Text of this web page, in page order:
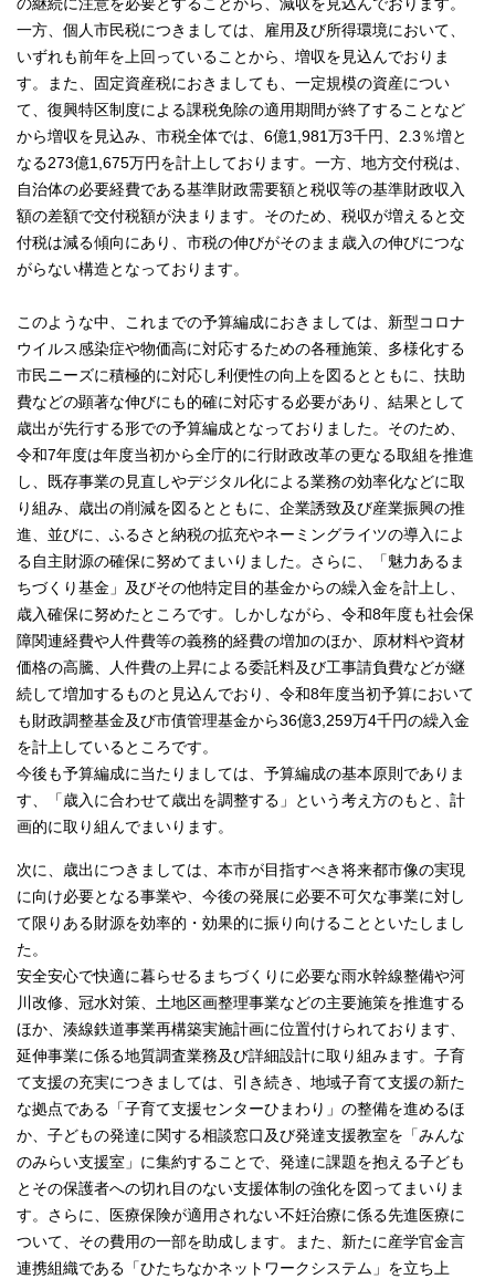
の継続に注意を必要とすることから、減収を見込んでおります。
一方、個人市民税につきましては、雇用及び所得環境において、
いずれも前年を上回っていることから、増収を見込んでおりま
す。また、固定資産税におきましても、一定規模の資産につい
て、復興特区制度による課税免除の適用期間が終了することなど
から増収を見込み、市税全体では、6億1,981万3千円、2.3％増と
なる273億1,675万円を計上しております。一方、地方交付税は、
自治体の必要経費である基準財政需要額と税収等の基準財政収入
額の差額で交付税額が決まります。そのため、税収が増えると交
付税は減る傾向にあり、市税の伸びがそのまま歳入の伸びにつな
がらない構造となっております。
このような中、これまでの予算編成におきましては、新型コロナ
ウイルス感染症や物価高に対応するための各種施策、多様化する
市民ニーズに積極的に対応し利便性の向上を図るとともに、扶助
費などの顕著な伸びにも的確に対応する必要があり、結果として
歳出が先行する形での予算編成となっておりました。そのため、
令和7年度は年度当初から全庁的に行財政改革の更なる取組を推進
し、既存事業の見直しやデジタル化による業務の効率化などに取
り組み、歳出の削減を図るとともに、企業誘致及び産業振興の推
進、並びに、ふるさと納税の拡充やネーミングライツの導入によ
る自主財源の確保に努めてまいりました。さらに、「魅力あるま
ちづくり基金」及びその他特定目的基金からの繰入金を計上し、
歳入確保に努めたところです。しかしながら、令和8年度も社会保
障関連経費や人件費等の義務的経費の増加のほか、原材料や資材
価格の高騰、人件費の上昇による委託料及び工事請負費などが継
続して増加するものと見込んでおり、令和8年度当初予算において
も財政調整基金及び市債管理基金から36億3,259万4千円の繰入金
を計上しているところです。
今後も予算編成に当たりましては、予算編成の基本原則でありま
す、「歳入に合わせて歳出を調整する」という考え方のもと、計
画的に取り組んでまいります。
次に、歳出につきましては、本市が目指すべき将来都市像の実現
に向け必要となる事業や、今後の発展に必要不可欠な事業に対し
て限りある財源を効率的・効果的に振り向けることといたしまし
た。
安全安心で快適に暮らせるまちづくりに必要な雨水幹線整備や河
川改修、冠水対策、土地区画整理事業などの主要施策を推進する
ほか、湊線鉄道事業再構築実施計画に位置付けられております、
延伸事業に係る地質調査業務及び詳細設計に取り組みます。子育
て支援の充実につきましては、引き続き、地域子育て支援の新た
な拠点である「子育て支援センターひまわり」の整備を進めるほ
か、子どもの発達に関する相談窓口及び発達支援教室を「みんな
のみらい支援室」に集約することで、発達に課題を抱える子ども
とその保護者への切れ目のない支援体制の強化を図ってまいりま
す。さらに、医療保険が適用されない不妊治療に係る先進医療に
ついて、その費用の一部を助成します。また、新たに産学官金言
連携組織である「ひたちなかネットワークシステム」を立ち上